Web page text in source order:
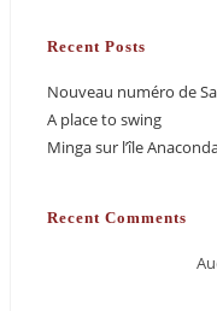
Recent Posts
Nouveau numéro de
A place to swing
Minga sur l’île
Recent Comments